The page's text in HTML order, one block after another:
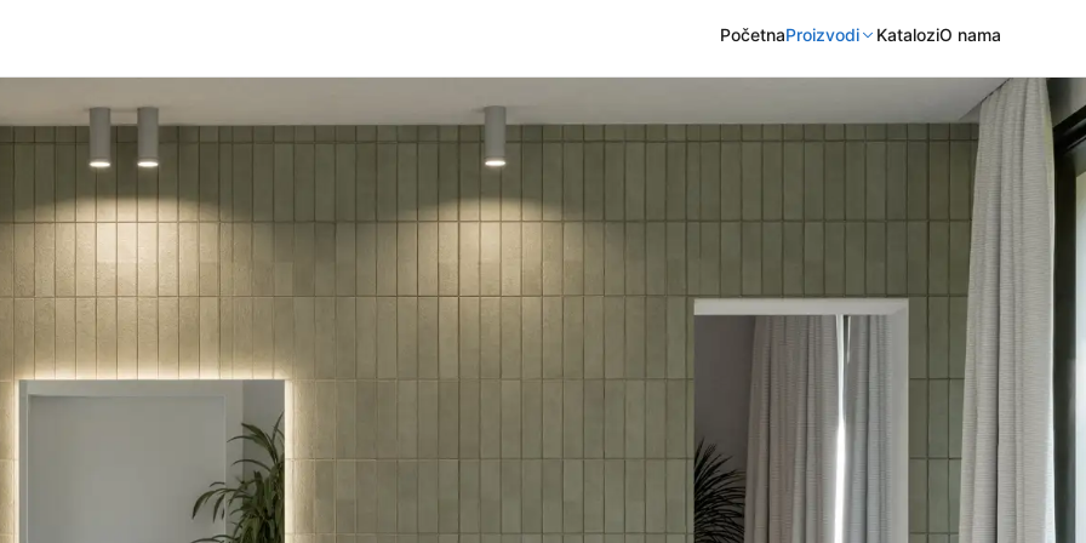
PočetnaProizvodi KataloziO nama